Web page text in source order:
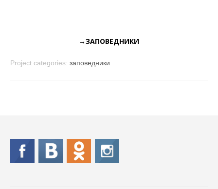
→ЗАПОВЕДНИКИ
Project categories: заповедники